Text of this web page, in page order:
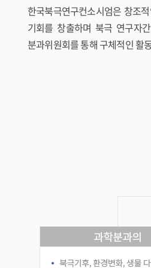
한국북극연구컨소시엄은 창조
기회를 창출하며 북극 연구자
분과위원회를 통해 구체적인 활